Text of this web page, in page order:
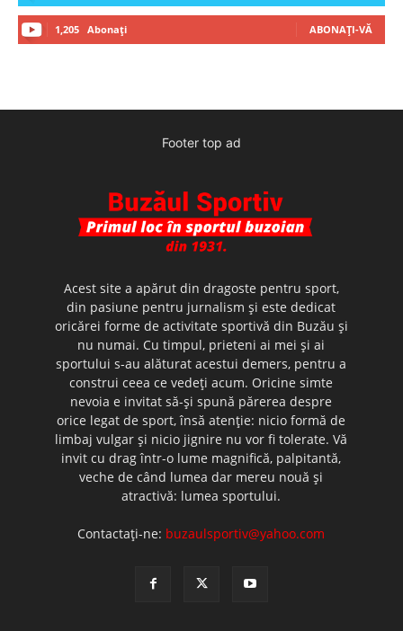
1,205 Abonați ABONAȚI-VĂ
Footer top ad
Acest site a apărut din dragoste pentru sport,
din pasiune pentru jurnalism şi este dedicat
oricărei forme de activitate sportivă din Buzău şi
nu numai. Cu timpul, prieteni ai mei şi ai
sportului s-au alăturat acestui demers, pentru a
construi ceea ce vedeţi acum. Oricine simte
nevoia e invitat să-şi spună părerea despre
orice legat de sport, însă atenţie: nicio formă de
limbaj vulgar şi nicio jignire nu vor fi tolerate. Vă
invit cu drag într-o lume magnifică, palpitantă,
veche de când lumea dar mereu nouă şi
atractivă: lumea sportului.
Contactați-ne: buzaulsportiv@yahoo.com